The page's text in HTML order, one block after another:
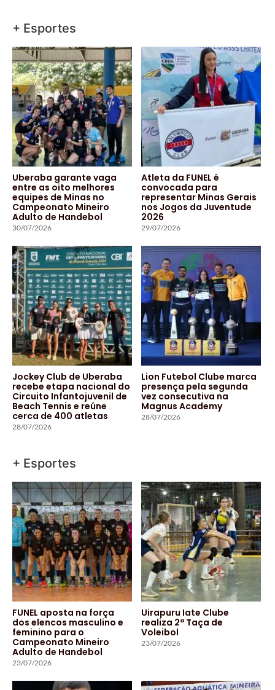
+ Esportes
Uberaba garante vaga
entre as oito melhores
equipes de Minas no
Campeonato Mineiro
Adulto de Handebol
30/07/2026
Atleta da FUNEL é
convocada para
representar Minas Gerais
nos Jogos da Juventude
2026
29/07/2026
Jockey Club de Uberaba
recebe etapa nacional do
Circuito Infantojuvenil de
Beach Tennis e reúne
cerca de 400 atletas
28/07/2026
Lion Futebol Clube marca
presença pela segunda
vez consecutiva na
Magnus Academy
28/07/2026
+ Esportes
FUNEL aposta na força
dos elencos masculino e
feminino para o
Campeonato Mineiro
Adulto de Handebol
23/07/2026
Uirapuru Iate Clube
realiza 2ª Taça de
Voleibol
23/07/2026